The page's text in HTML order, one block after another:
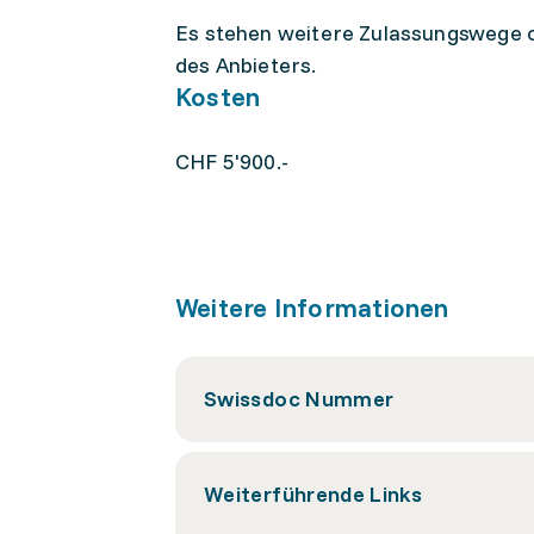
Es stehen weitere
des Anbieters.
Kosten
CHF 5'900.-
Weitere Informationen
Swissdoc Nummer
Weiterführende Links